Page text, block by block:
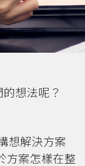
想法呢？
想解決方案
方案怎樣在整